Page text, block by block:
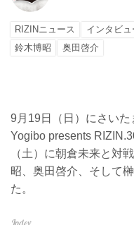
RIZINニュース インタビュ
鈴木博昭
奥田啓介
9月19日（日）にさい
Yogibo presents
（土）に朝倉未来と対
昭、奥田啓介、そして
た。